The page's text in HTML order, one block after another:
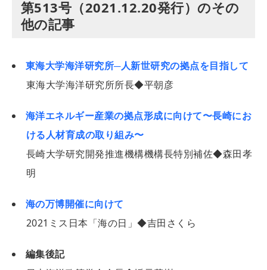
第513号（2021.12.20発行）のその
他の記事
東海大学海洋研究所─人新世研究の拠点を目指して
東海大学海洋研究所所長◆平朝彦
海洋エネルギー産業の拠点形成に向けて〜長崎にお
ける人材育成の取り組み〜
長崎大学研究開発推進機構機構長特別補佐◆森田孝
明
海の万博開催に向けて
2021ミス日本「海の日」◆吉田さくら
編集後記